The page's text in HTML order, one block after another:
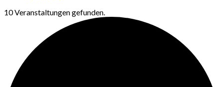
10 Veranstaltungen gefunden.